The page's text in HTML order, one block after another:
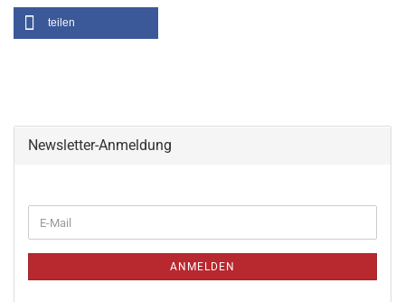
teilen
Newsletter-Anmeldung
ANMELDEN